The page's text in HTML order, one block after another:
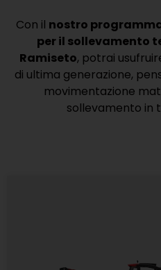
Con il nostro
per il sollevamento
Ramiseto, potrai
di ultima generazione,
movimentazione
sollevamento in